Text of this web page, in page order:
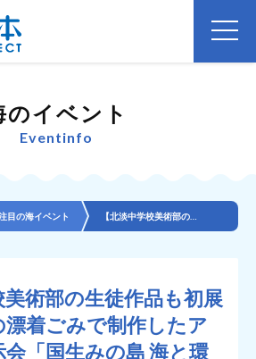
のイベント
Eventinfo
目の海イベント
美術部の生徒作品も初展
漂着ごみで制作したア
会「国生みの島 海と環